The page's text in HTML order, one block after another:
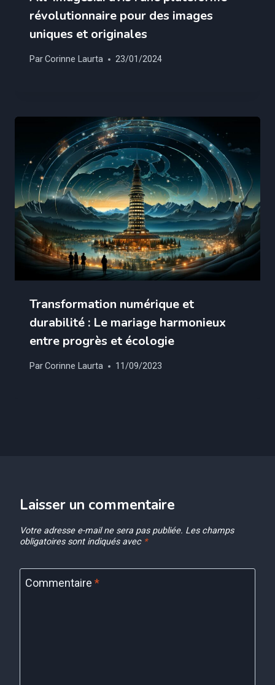
révolutionnaire pour des images
uniques et originales
ParCorinne Laurta 23/01/2024
Transformation numérique et
durabilité : Le mariage harmonieux
entre progrès et écologie
ParCorinne Laurta 11/09/2023
Laisser un commentaire
Votre adresse e-mail ne sera pas publiée. Les champs
obligatoires sont indiqués avec *
Commentaire *